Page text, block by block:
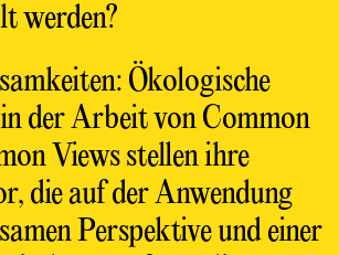
werden?
Ökologische
der Arbeit von Common
Views stellen ihre
die auf der Anwendung
Perspektive und einer